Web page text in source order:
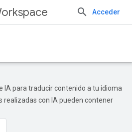
Acceder
IA para traducir contenido a tu idioma
realizadas con IA pueden contener